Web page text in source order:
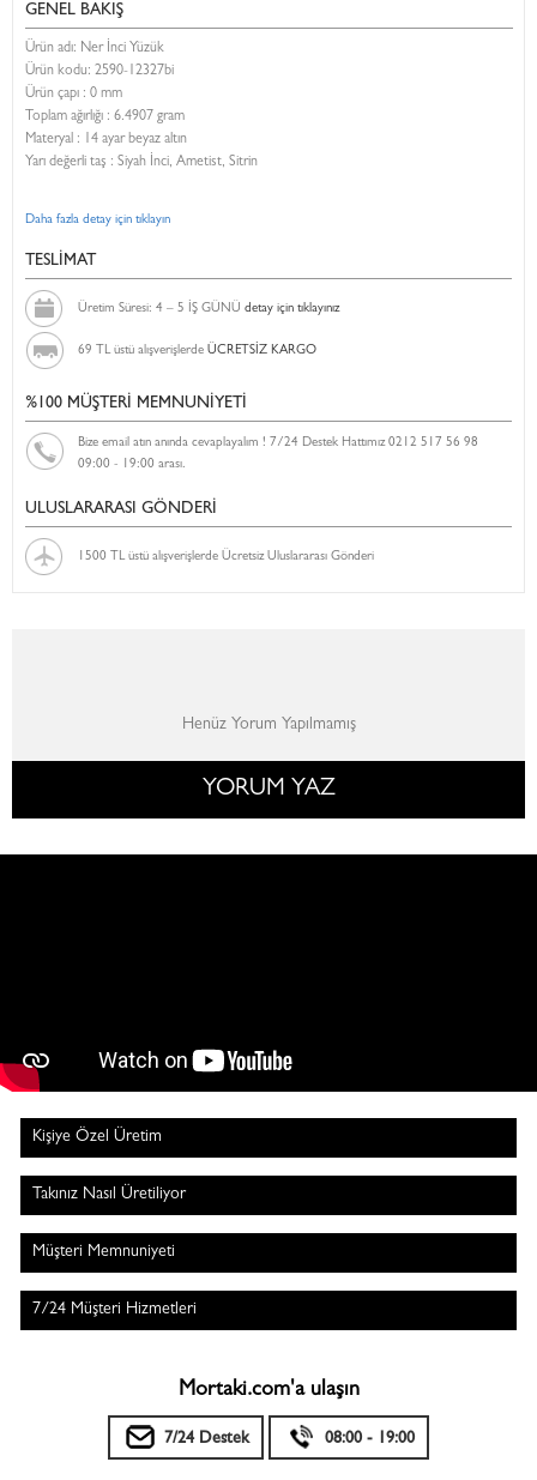
GENEL BAKIŞ
Ürün adı: Ner İnci Yüzük
Ürün kodu: 2590-12327bi
Ürün çapı : 0 mm
Toplam ağırlığı : 6.4907 gram
Materyal : 14 ayar beyaz altın
Yarı değerli taş : Siyah İnci, Ametist, Sitrin
Daha fazla detay için tıklayın
TESLİMAT
Üretim Süresi: 4 – 5 İŞ GÜNÜ detay için tıklayınız
69 TL üstü alışverişlerde ÜCRETSİZ KARGO
%100 MÜŞTERİ MEMNUNİYETİ
Bize email atın anında cevaplayalım ! 7/24 Destek Hattımız 0212 517 56 98
09:00 - 19:00 arası.
ULUSLARARASI GÖNDERİ
1500 TL üstü alışverişlerde Ücretsiz Uluslararası Gönderi
Henüz Yorum Yapılmamış
YORUM YAZ
Kişiye Özel Üretim
Takınız Nasıl Üretiliyor
Müşteri Memnuniyeti
7/24 Müşteri Hizmetleri
Mortaki.com'a ulaşın
7/24 Destek 08:00 - 19:00